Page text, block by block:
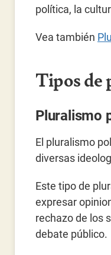
política, la
Vea también
Tipos de
Pluralismo
El pluralismo
diversas
Este tipo de
expresar
rechazo de los
debate público.